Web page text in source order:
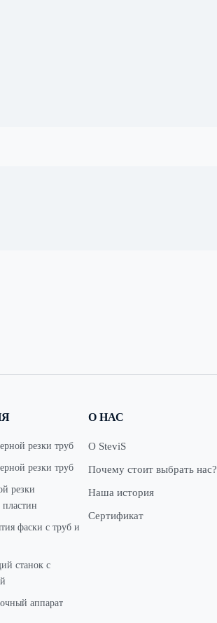
резки труб
резки труб
резки
пластин
фаски с труб и
станок с
аппарат
О НАС
О SteviS
Почему стоит выбрать нас?
Наша история
Сертификат